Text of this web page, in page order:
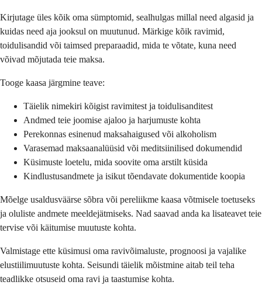
Kirjutage üles kõik oma sümptomid, sealhulgas millal need algasid ja
kuidas need aja jooksul on muutunud. Märkige kõik ravimid,
toidulisandid või taimsed preparaadid, mida te võtate, kuna need
võivad mõjutada teie maksa.
Tooge kaasa järgmine teave:
Täielik nimekiri kõigist ravimitest ja toidulisanditest
Andmed teie joomise ajaloo ja harjumuste kohta
Perekonnas esinenud maksahaigused või alkoholism
Varasemad maksaanalüüsid või meditsiinilised dokumendid
Küsimuste loetelu, mida soovite oma arstilt küsida
Kindlustusandmete ja isikut tõendavate dokumentide koopia
Mõelge usaldusväärse sõbra või pereliikme kaasa võtmisele toetuseks
ja oluliste andmete meeldejätmiseks. Nad saavad anda ka lisateavet teie
tervise või käitumise muutuste kohta.
Valmistage ette küsimusi oma ravivõimaluste, prognoosi ja vajalike
elustiilimuutuste kohta. Seisundi täielik mõistmine aitab teil teha
teadlikke otsuseid oma ravi ja taastumise kohta.